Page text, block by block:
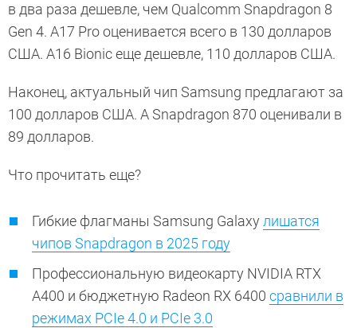
в два раза дешевле, чем Qualcomm Snapdragon 8
Gen 4. A17 Pro оценивается всего в 130 долларов
США. A16 Bionic еще дешевле, 110 долларов США.
Наконец, актуальный чип Samsung предлагают за
100 долларов США. А Snapdragon 870 оценивали в
89 долларов.
Что прочитать еще?
Гибкие флагманы Samsung Galaxy лишатся
чипов Snapdragon в 2025 году
Профессиональную видеокарту NVIDIA RTX
A400 и бюджетную Radeon RX 6400 сравнили в
режимах PCIe 4.0 и PCIe 3.0